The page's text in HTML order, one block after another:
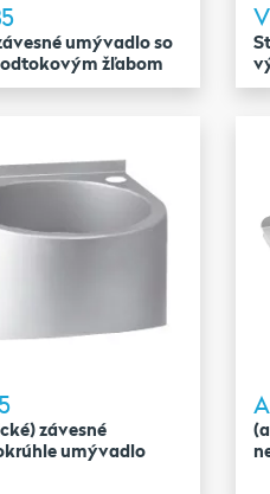
umývadlo so
žľabom
závesné
umývadlo